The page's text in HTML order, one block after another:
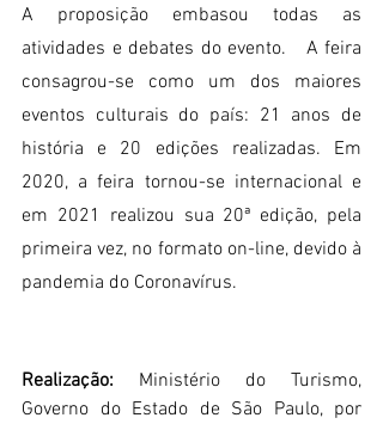
A proposição embasou todas as
atividades e debates do evento.   A feira
consagrou-se como um dos maiores
eventos culturais do país: 21 anos de
história e 20 edições realizadas. Em
2020, a feira tornou-se internacional e
em 2021 realizou sua 20ª edição, pela
primeira vez, no formato on-line, devido à
pandemia do Coronavírus.
Realização: Ministério do Turismo,
Governo do Estado de São Paulo, por